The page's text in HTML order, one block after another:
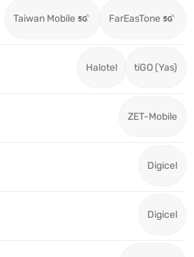
Taiwan Mobile FarEasTone
Halotel tiGO (Yas)
ZET-Mobile
Digicel
Digicel